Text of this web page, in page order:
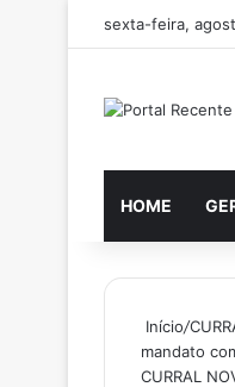
sexta-feira,
HOME
Início/
mandato
CURRAL